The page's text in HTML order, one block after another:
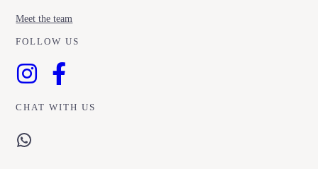
Meet the team
FOLLOW US
CHAT WITH US
WhatsApp